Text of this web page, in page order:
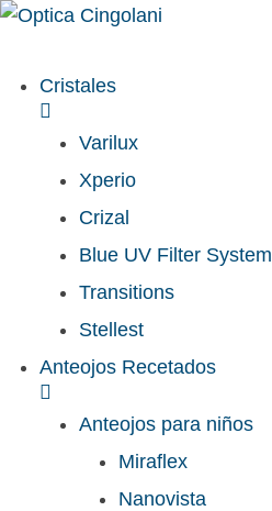
Cristales
Varilux
Xperio
Crizal
Blue UV Filter System
Transitions
Stellest
Anteojos Recetados
Anteojos para niños
Miraflex
Nanovista